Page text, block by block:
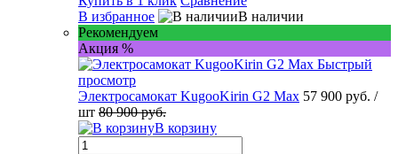
В избранное
В наличии
Рекомендуем
Акция %
Быстрый
просмотр
Электросамокат KugooKirin G2 Max 57 900 руб. /
шт 80 900 руб.
В корзину